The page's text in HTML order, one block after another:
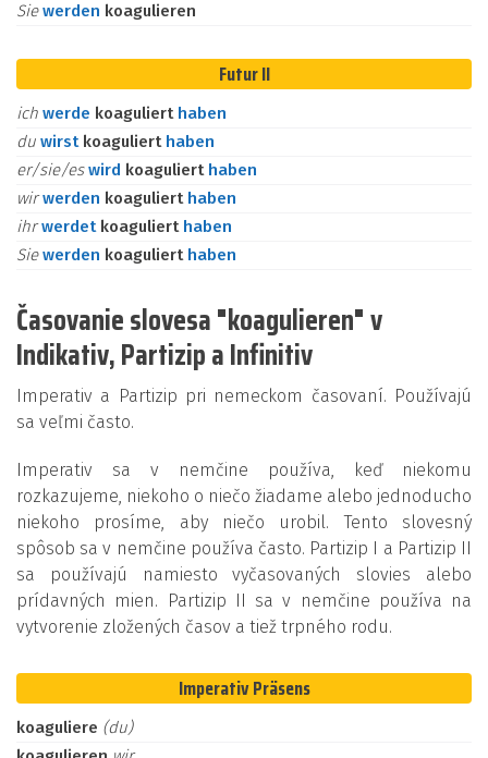
Siewerden koagulieren
Futur II
ich werde koaguliert haben
du wirst koaguliert haben
er/sie/eswird koaguliert haben
wirwerden koaguliert haben
ihrwerdet koaguliert haben
Siewerden koaguliert haben
Časovanie slovesa "koagulieren" v
Indikativ, Partizip a Infinitiv
Imperativ a Partizip pri nemeckom časovaní. Používajú
sa veľmi často.
Imperativ sa v nemčine používa, keď niekomu
rozkazujeme, niekoho o niečo žiadame alebo jednoducho
niekoho prosíme, aby niečo urobil. Tento slovesný
spôsob sa v nemčine používa často. Partizip I a Partizip II
sa používajú namiesto vyčasovaných slovies alebo
prídavných mien. Partizip II sa v nemčine používa na
vytvorenie zložených časov a tiež trpného rodu.
Imperativ Präsens
koaguliere (du)